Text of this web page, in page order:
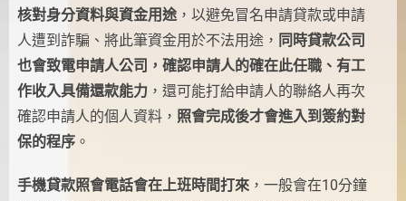
核對身分資料與資金用途，以避免冒名申請貸款或申請
人遭到詐騙、將此筆資金用於不法用途， 同時貸款公司
也會致電申請人公司，確認申請人的確在此任職、有工
作收入具備還款能力 ，還可能打給申請人的聯絡人再次
確認申請人的個人資料， 照會完成後才會進入到簽約對
保的程序。
手機貸款照會電話會在上班時間打來，一般會在10分鐘